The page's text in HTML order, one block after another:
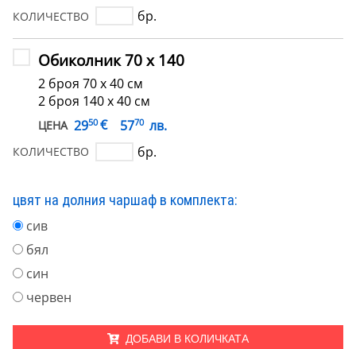
КОЛИЧЕСТВО бр.
Обиколник 70 х 140
2 броя 70 х 40 см
2 броя 140 х 40 см
ЦЕНА 2950 € 5770 лв.
КОЛИЧЕСТВО бр.
цвят на долния чаршаф в комплекта:
сив
бял
син
червен
ДОБАВИ В КОЛИЧКАТА